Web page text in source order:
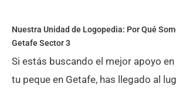
Nuestra Unidad de Logopedia: Por Qué
Getafe Sector 3
Si estás buscando el mejor apoyo
tu peque en Getafe, has llegado al